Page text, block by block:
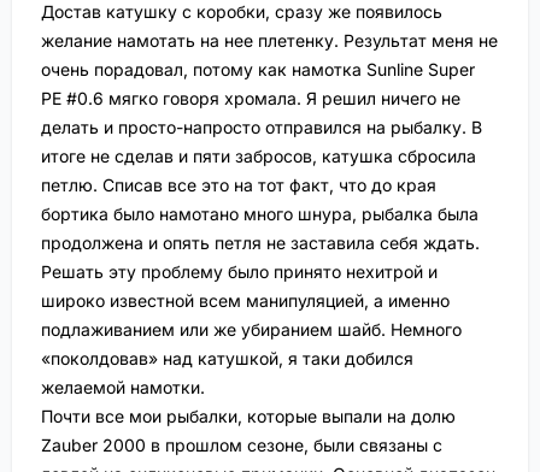
Достав катушку с коробки, сразу же появилось
желание намотать на нее плетенку. Результат меня не
очень порадовал, потому как намотка Sunline Super
PE #0.6 мягко говоря хромала. Я решил ничего не
делать и просто-напросто отправился на рыбалку. В
итоге не сделав и пяти забросов, катушка сбросила
петлю. Списав все это на тот факт, что до края
бортика было намотано много шнура, рыбалка была
продолжена и опять петля не заставила себя ждать.
Решать эту проблему было принято нехитрой и
широко известной всем манипуляцией, а именно
подлаживанием или же убиранием шайб. Немного
«поколдовав» над катушкой, я таки добился
желаемой намотки.
Почти все мои рыбалки, которые выпали на долю
Zauber 2000 в прошлом сезоне, были связаны с